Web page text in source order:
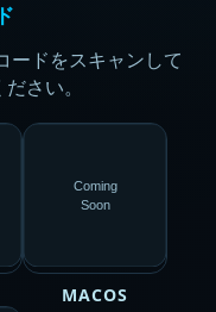
ードをスキャンして
さい。
Coming
Soon
MACOS